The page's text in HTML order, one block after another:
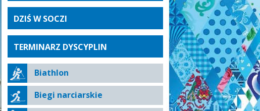
DZIŚ W SOCZI
TERMINARZ DYSCYPLIN
Biathlon
Biegi narciarskie